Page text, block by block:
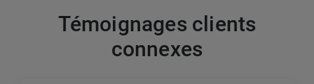
Témoignages clients
connexes